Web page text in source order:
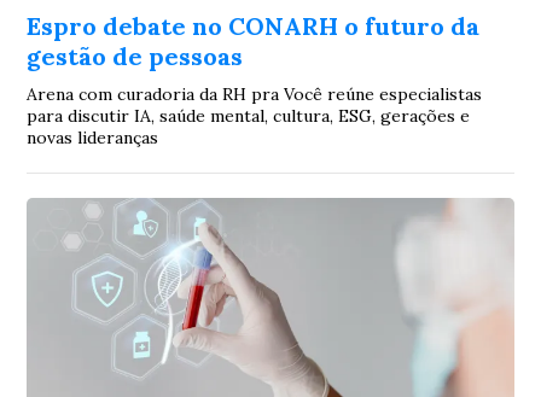
Espro debate no CONARH o futuro da
gestão de pessoas
Arena com curadoria da RH pra Você reúne especialistas
para discutir IA, saúde mental, cultura, ESG, gerações e
novas lideranças